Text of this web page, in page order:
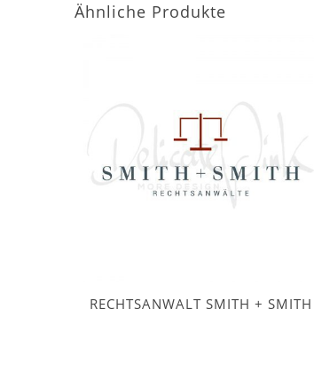
Ähnliche Produkte
RECHTSANWALT SMITH + SMITH